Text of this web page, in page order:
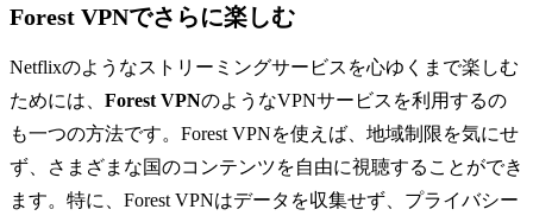
Forest VPNでさらに楽しむ
Netflixのようなストリーミングサービスを心ゆくまで楽しむ
ためには、 Forest VPNのようなVPNサービスを利用するの
も一つの方法です。Forest VPNを使えば、地域制限を気にせ
ず、さまざまな国のコンテンツを自由に視聴することができ
ます。特に、Forest VPNはデータを収集せず、プライバシー